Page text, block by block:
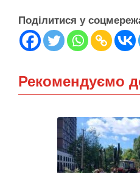
Поділитися у
Рекомендуємо